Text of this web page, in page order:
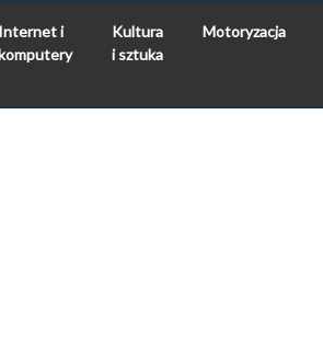
Internet i
Kultura
i sztuka
Motoryzacja